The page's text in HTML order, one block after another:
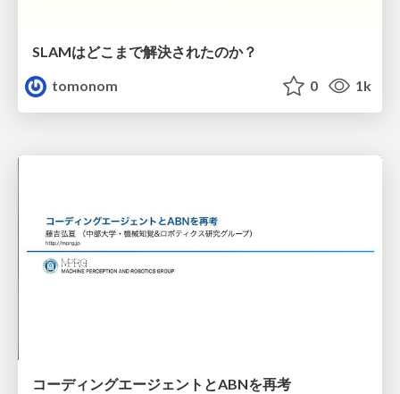
SLAMはどこまで解決されたのか？
tomonom
0 1k
コーディングエージェントとABNを再考